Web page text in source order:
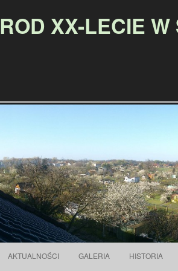
ROD XX-LECIE
AKTUALNOŚCI GALERIA HISTORIA